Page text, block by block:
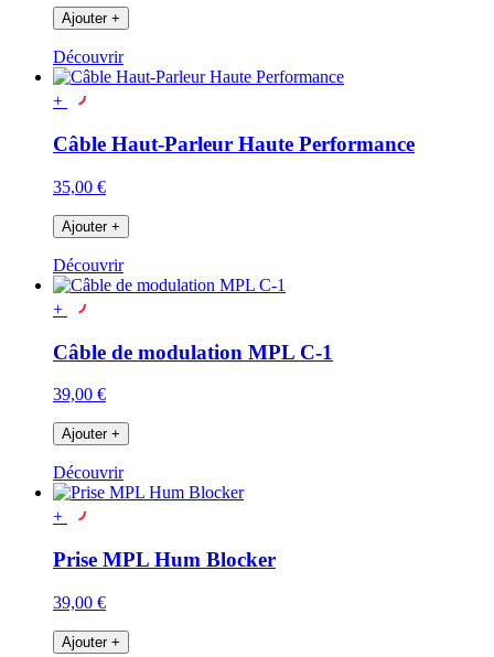
Ajouter +
Découvrir
+
Câble Haut-Parleur Haute Performance
35,00 €
Ajouter +
Découvrir
+
Câble de modulation MPL C-1
39,00 €
Ajouter +
Découvrir
+
Prise MPL Hum Blocker
39,00 €
Ajouter +